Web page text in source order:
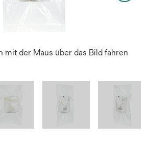
mit der Maus über das Bild fahren